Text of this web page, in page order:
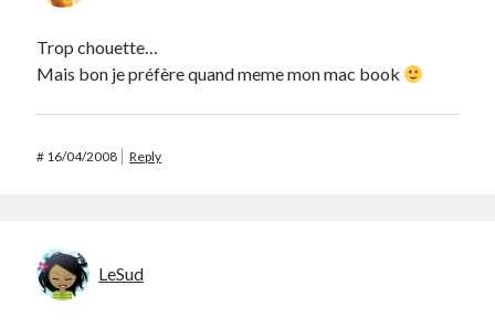
Trop chouette…
Mais bon je préfère quand meme mon mac book
# 16/04/2008 Reply
LeSud